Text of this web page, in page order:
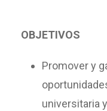
OBJETIVOS
Promover y
universitaria